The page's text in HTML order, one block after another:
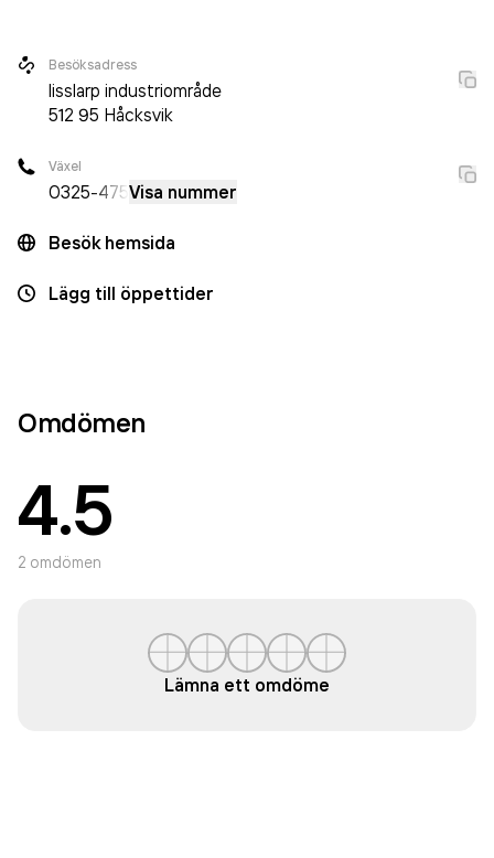
Besöksadress
lisslarp industriområde
512 95 Håcksvik
Växel
0325-475Visa nummer
Besök hemsida
Lägg till öppettider
Omdömen
4.5
2 omdömen
Lämna ett omdöme